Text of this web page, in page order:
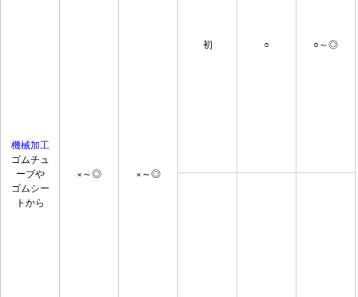
機械加工
ゴムチュ
ーブや
ゴムシー
トから
×～◎ ×～◎
初 ○ ○～◎